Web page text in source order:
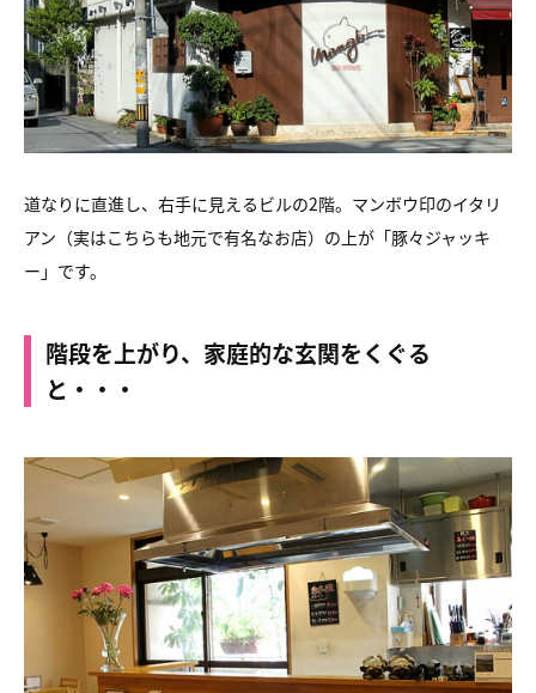
道なりに直進し、右手に見えるビルの2階。 マンボウ印のイタリ
アン （実はこちらも地元で有名なお店）の上が「豚々ジャッキ
ー」です。
階段を上がり、家庭的な玄関をくぐる
と・・・